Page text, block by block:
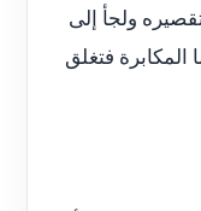
ولجأ إلى
المكابرة فتغلق